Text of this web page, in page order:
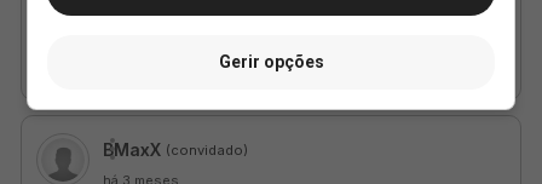
Gerir opções